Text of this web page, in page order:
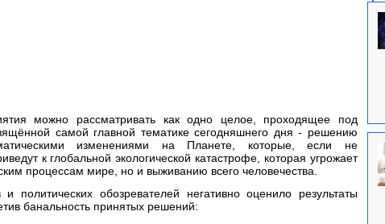
можно рассматривать как одно целое, проходящее под
самой главной тематике сегодняшнего дня - решению
изменениями на Планете, которые, если не
к глобальной экологической катастрофе, которая угрожает
процессам мире, но и выживанию всего человечества.
политических обозревателей негативно оценило результаты
банальность принятых решений: